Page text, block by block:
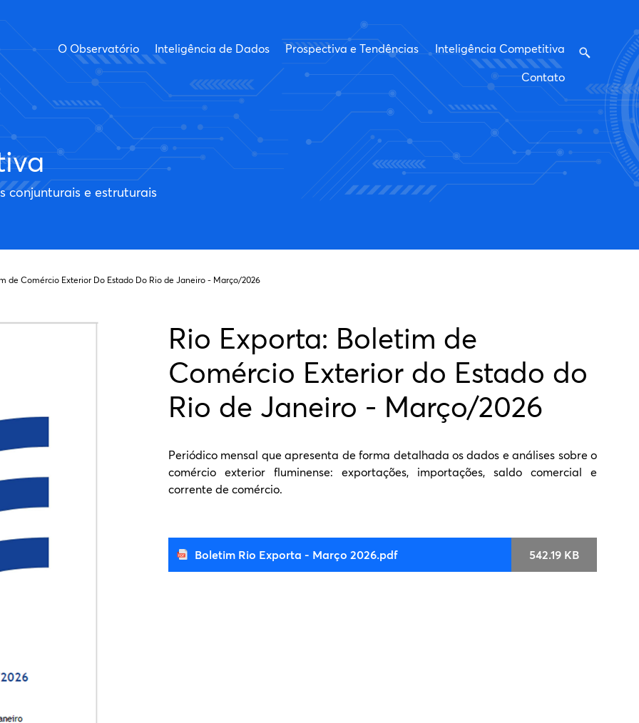
conjunturais e estruturais
O Observatório Inteligência de Dados Prospectiva e Tendências
Inteligência Competitiva
Contato
de Comércio Exterior Do Estado Do Rio de Janeiro - Março/2026
Rio Exporta: Boletim de
Comércio Exterior do Estado do
Rio de Janeiro - Março/2026
Periódico mensal que apresenta de forma detalhada os dados e análises sobre o
comércio exterior fluminense: exportações, importações, saldo comercial e
corrente de comércio.
Boletim Rio Exporta - Março 2026.pdf 542.19 KB